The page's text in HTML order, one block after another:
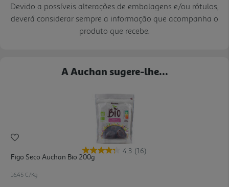
Devido a possíveis alterações de embalagens e/ou rótulos,
deverá considerar sempre a informação que acompanha o
produto que recebe.
A Auchan sugere-lhe...
4.3 (16)
Figo Seco Auchan Bio 200g
16.45 €/Kg